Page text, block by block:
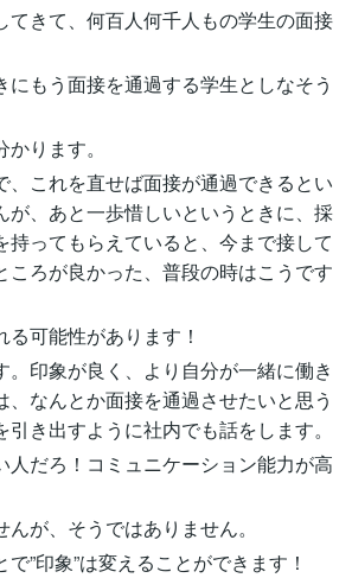
てきて、何百人何千人もの学生の面接
にもう面接を通過する学生としなそう
ります。
、これを直せば面接が通過できるとい
が、あと一歩惜しいというときに、採
持ってもらえていると、今まで接して
ころが良かった、普段の時はこうです
可能性があります！
。印象が良く、より自分が一緒に働き
、なんとか面接を通過させたいと思う
き出すように社内でも話をします。
人だろ！コミュニケーション能力が高
が、そうではありません。
”印象”は変えることができます！